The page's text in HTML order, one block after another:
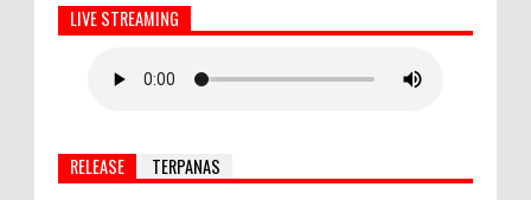
LIVE STREAMING
RELEASE TERPANAS